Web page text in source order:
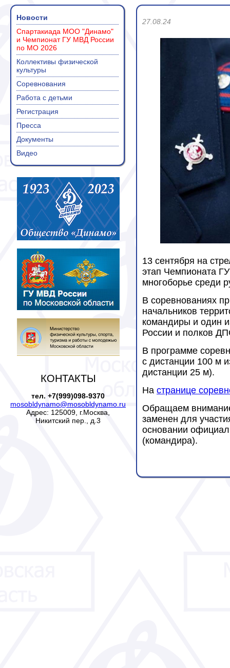
Новости
Спартакиада МОО "Динамо"
и Чемпионат ГУ МВД России
по МО 2026
Коллективы физической
культуры
Соревнования
Работа с детьми
Регистрация
Пресса
Документы
Видео
КОНТАКТЫ
тел. +7(999)098-9370
mosobldynamo@mosobldynamo.ru
Адрес: 125009, г.Москва,
Никитский пер., д.3
27.08.24
13 сентября на
этап Чемпионата
многоборье среди
В соревнованиях
начальников
командиры и один
России и полков
В программе
с дистанции 100 м
дистанции 25 м).
На странице
Обращаем
заменен для
основании
(командира).